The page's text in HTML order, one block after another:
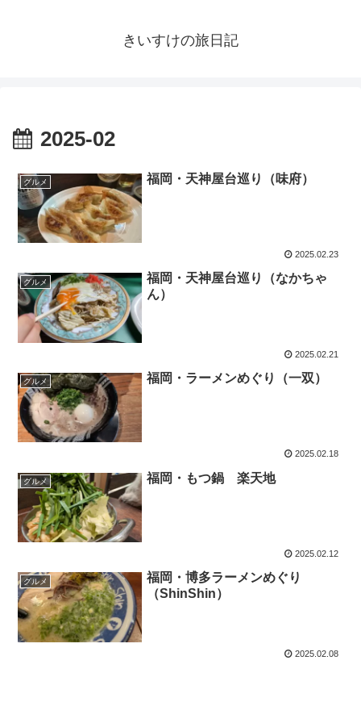
きいすけの旅日記
2025-02
グルメ 福岡・天神屋台巡り（味府）
2025.02.23
グルメ
福岡・天神屋台巡り（なかちゃ
ん）
2025.02.21
グルメ 福岡・ラーメンめぐり（一双）
2025.02.18
グルメ 福岡・もつ鍋 楽天地
2025.02.12
グルメ
福岡・博多ラーメンめぐり
（ShinShin）
2025.02.08